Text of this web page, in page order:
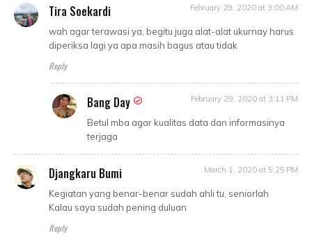
Tira Soekardi February 29, 2020 at 3:00 AM
wah agar terawasi ya, begitu juga alat-alat ukurnay harus
diperiksa lagi ya apa masih bagus atau tidak
Reply
Bang Day February 29, 2020 at 3:11 PM
Betul mba agar kualitas data dan informasinya
terjaga
Djangkaru Bumi March 1, 2020 at 5:25 PM
Kegiatan yang benar-benar sudah ahli tu, seniorlah
Kalau saya sudah pening duluan
Reply